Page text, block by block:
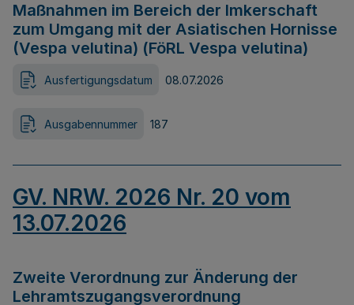
Maßnahmen im Bereich der Imkerschaft
zum Umgang mit der Asiatischen Hornisse
(Vespa velutina) (FöRL Vespa velutina)
Ausfertigungsdatum 08.07.2026
Ausgabennummer 187
GV. NRW. 2026 Nr. 20 vom
13.07.2026
Zweite Verordnung zur Änderung der
Lehramtszugangsverordnung